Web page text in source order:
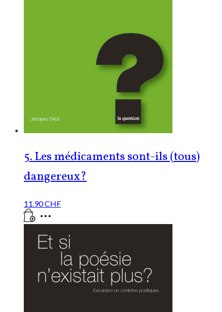
5. Les médicaments sont-ils (tous)
dangereux?
11.90CHF